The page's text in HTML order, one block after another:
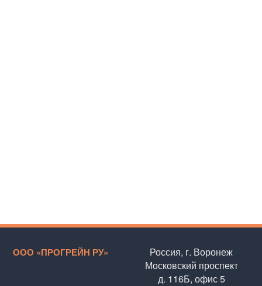
ООО «ПРОГРЕЙН РУ»
Россия, г. Воронеж
Московский проспект
д. 116Б, офис 5